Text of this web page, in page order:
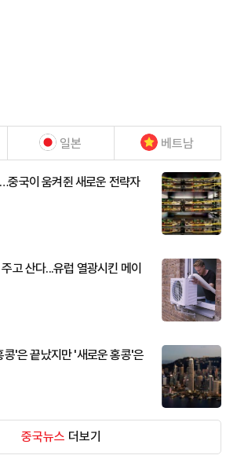
일본 베트남
중국이 움켜쥔 새로운 전략자
고 산다...유럽 열광시킨 메이
콩'은 끝났지만 '새로운 홍콩'은
중국뉴스 더보기